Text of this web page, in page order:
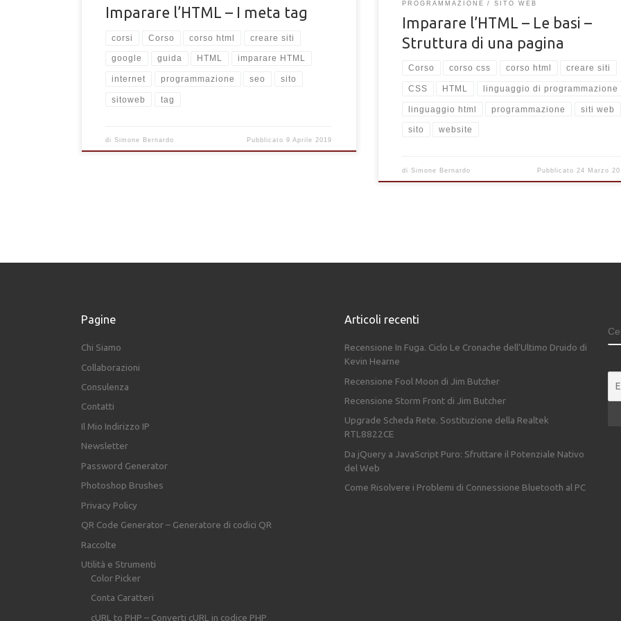
Imparare l’HTML – I meta tag
corsi Corso corso html creare siti
google guida HTML imparare HTML
internet programmazione seo sito
sitoweb tag
diSimone Bernardo Pubblicato9 Aprile 2019
PROGRAMMAZIONE SITO WEB
Imparare l’HTML – Le basi –
Struttura di una pagina
Corso corso css corso html creare siti
CSS HTML linguaggio di programmazione
linguaggio html programmazione siti web
sito website
di Simone Bernardo Pubblicato 24 Marzo
Pagine
Chi Siamo
Collaborazioni
Consulenza
Contatti
Il Mio Indirizzo IP
Newsletter
Password Generator
Photoshop Brushes
Privacy Policy
QR Code Generator – Generatore di codici QR
Raccolte
Utilità e Strumenti
Color Picker
Conta Caratteri
cURL to PHP – Converti cURL in codice PHP
Articoli recenti
Recensione In Fuga. Ciclo Le Cronache dell’Ultimo Druido di
Kevin Hearne
Recensione Fool Moon di Jim Butcher
Recensione Storm Front di Jim Butcher
Upgrade Scheda Rete. Sostituzione della Realtek
RTL8822CE
Da jQuery a JavaScript Puro: Sfruttare il Potenziale Nativo
del Web
Come Risolvere i Problemi di Connessione Bluetooth al PC